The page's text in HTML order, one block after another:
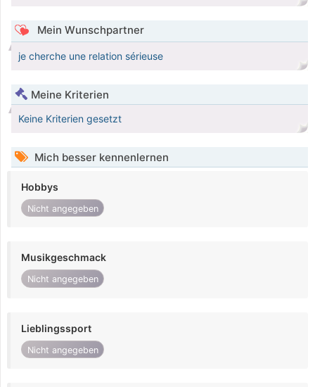
Mein Wunschpartner
je cherche une relation sérieuse
Meine Kriterien
Keine Kriterien gesetzt
Mich besser kennenlernen
Hobbys
Nicht angegeben
Musikgeschmack
Nicht angegeben
Lieblingssport
Nicht angegeben